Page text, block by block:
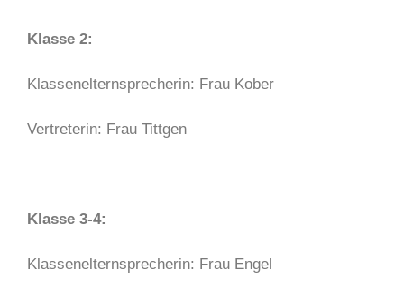
Klasse 2:
Klassenelternsprecherin: Frau Kober
Vertreterin: Frau Tittgen
Klasse 3-4:
Klassenelternsprecherin: Frau Engel